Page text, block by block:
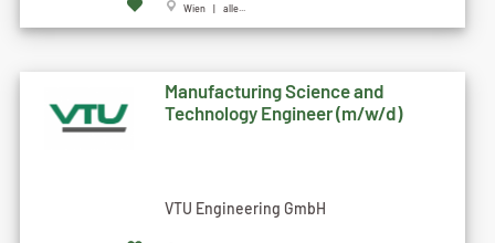
Wien | alle...
Manufacturing Science and
Technology Engineer (m/w/d)
VTU Engineering GmbH